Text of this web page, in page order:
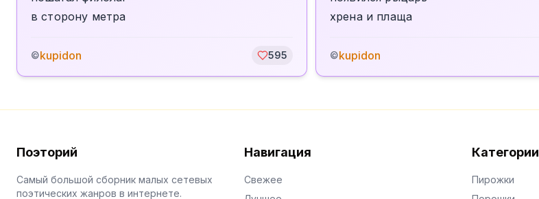
в сторону метра
©kupidon 595
хрена и плаща
©kupidon
Поэторий
Самый большой сборник малых сетевых
поэтических жанров в интернете.
Навигация
Свежее
Категории
Пирожки